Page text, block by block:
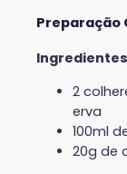
Preparação
2
erva
100ml
20g de